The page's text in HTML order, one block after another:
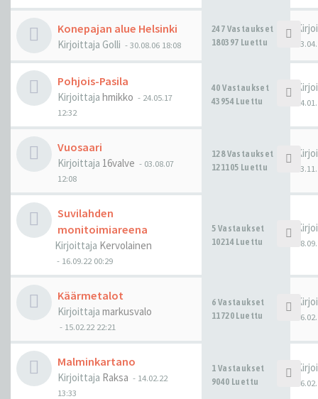
Konepajan alue Helsinki
Kirjoittaja Golli -30.08.06 18:08
247 Vastaukset
180397 Luettu
Pohjois-Pasila
Kirjoittaja hmikko - 24.05.17
12:32
40 Vastaukset
43954 Luettu
Vuosaari
Kirjoittaja 16valve - 03.08.07
12:08
128 Vastaukset
121105 Luettu
Suvilahden
monitoimiareena
Kirjoittaja Kervolainen
- 16.09.22 00:29
5 Vastaukset
10214 Luettu
Käärmetalot
Kirjoittaja markusvalo
- 15.02.22 22:21
6 Vastaukset
11720 Luettu
Malminkartano
Kirjoittaja Raksa - 14.02.22
13:33
1 Vastaukset
9040 Luettu